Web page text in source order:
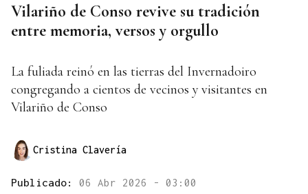
Vilariño de Conso revive su tradición
entre memoria, versos y orgullo
La fuliada reinó en las tierras del Invernadoiro
congregando a cientos de vecinos y visitantes en
Vilariño de Conso
Cristina Clavería
Publicado: 06 Abr 2026 - 03:00